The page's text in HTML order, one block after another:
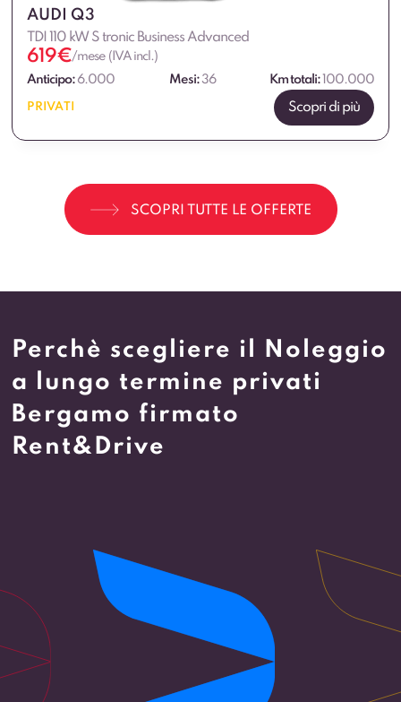
AUDI Q3
TDI 110 kW S tronic Business Advanced
619€/mese (IVA incl.)
Anticipo: 6.000 Mesi:36 Km totali:100.000
PRIVATI Scopri di più
SCOPRI TUTTE LE OFFERTE
Perchè scegliere il Noleggio
a lungo termine privati
Bergamo firmato
Rent&Drive